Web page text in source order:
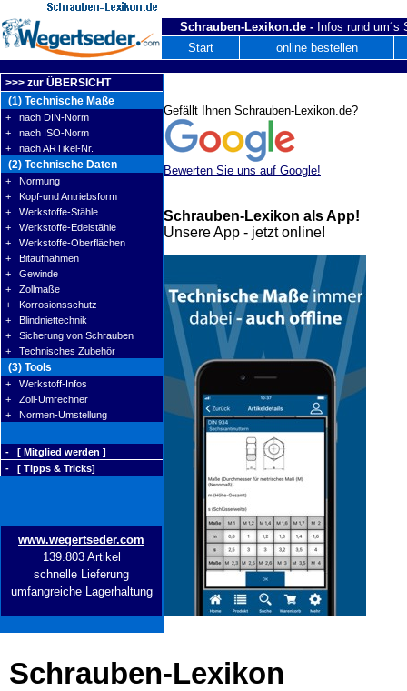
Schrauben-Lexikon.de - Infos rund um´s
Start
online bestellen
>>> zur ÜBERSICHT
(1) Technische Maße
+ nach DIN-Norm
+ nach ISO-Norm
+ nach ARTikel-Nr.
(2) Technische Daten
+ Normung
+ Kopf-und Antriebsform
+ Werkstoffe-Stähle
+ Werkstoffe-Edelstähle
+ Werkstoffe-Oberflächen
+ Bitaufnahmen
+ Gewinde
+ Zollmaße
+ Korrosionsschutz
+ Blindniettechnik
+ Sicherung von Schrauben
+ Technisches Zubehör
(3) Tools
+ Werkstoff-Infos
+ Zoll-Umrechner
+ Normen-Umstellung
- [ Mitglied werden ]
- [ Tipps & Tricks]
www.wegertseder.com
139.803 Artikel
schnelle Lieferung
umfangreiche Lagerhaltung
Schrauben-Lexikon
Gefällt Ihnen Schrauben-Lexikon.de?
Bewerten Sie uns auf Google!
Schrauben-Lexikon als App!
Unsere App - jetzt online!